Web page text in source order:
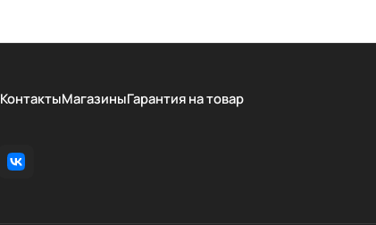
КонтактыМагазиныГарантия на товар